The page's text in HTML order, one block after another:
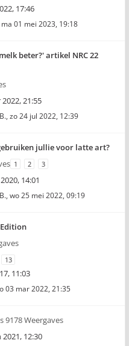
17:46
ma 01 mei 2023, 19:18
beter?' artikel NRC 22
21:55
, zo 24 jul 2022, 12:39
jullie voor latte art?
1 2 3
14:01
, wo 25 mei 2022, 09:19
13
11:03
03 mar 2022, 21:35
9178 Weergaves
2021, 12:30